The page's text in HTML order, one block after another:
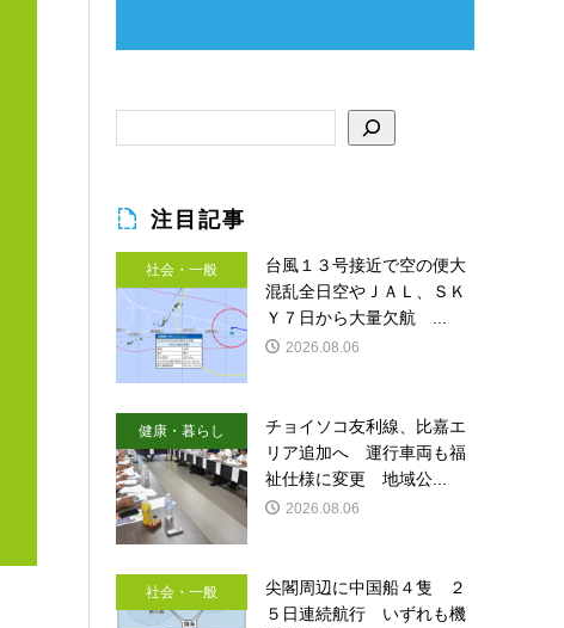
注目記事
社会・一般
台風１３号接近で空の便大
混乱全日空やＪＡＬ、ＳＫ
Ｙ７日から大量欠航 ...
2026.08.06
健康・暮らし
チョイソコ友利線、比嘉エ
リア追加へ 運行車両も福
祉仕様に変更 地域公...
2026.08.06
社会・一般
尖閣周辺に中国船４隻 ２
５日連続航行 いずれも機